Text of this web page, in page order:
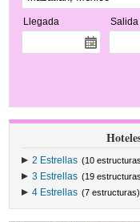
Llegada Salida
2 Estrellas (10
3 Estrellas (19
4 Estrellas (7 estructuras)